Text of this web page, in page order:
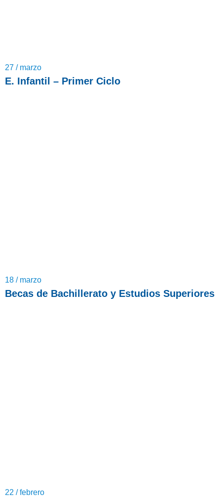
27 / marzo
E. Infantil – Primer Ciclo
18 / marzo
Becas de Bachillerato y Estudios Superiores
22 / febrero